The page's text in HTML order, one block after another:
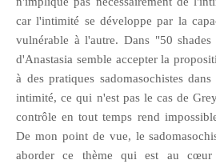
car l'intimité se développe par la
vulnérable à l'autre. Dans "50
d'Anastasia semble accepter la
à des pratiques sadomasochistes
intimité, ce qui n'est pas le cas de
contrôle en tout temps rend
De mon point de vue, le
aborder ce thème qui est au cœur